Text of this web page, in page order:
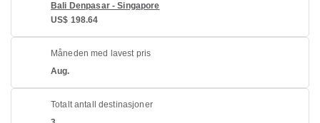
Bali Denpasar - Singapore
US$ 198.64
Måneden med lavest pris
Aug.
Totalt antall destinasjoner